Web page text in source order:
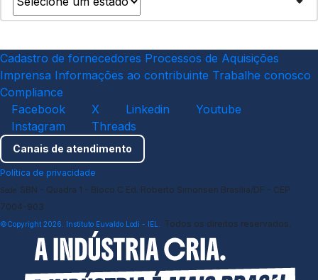
Cadastro de fornecedores Processos de Aquisições
Imprensa Informações ao contribuinte Trabalhe conosco
Compliance
Facebook
X Linkedin
Youtube
Instagram
Threads
Canais de atendimento
Política de privacidade
Sede SBN - Quadra 1 - Bloco C Ed. Roberto Simonsen Brasília/DF - CEP
7004-903
©Copyright 2026. Instituto Euvaldo Lodi - IEL. Todos os direitos reservados.